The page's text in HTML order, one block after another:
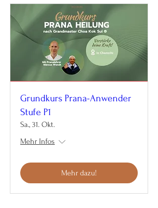
Grundkurs Prana-Anwender
Stufe P1
Sa., 31. Okt.
Mehr Infos
Mehr dazu!